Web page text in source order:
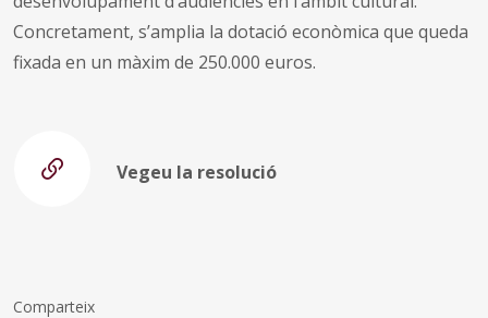
Concretament, s’amplia la dotació econòmica que queda
fixada en un màxim de 250.000 euros.
Vegeu la resolució
Comparteix